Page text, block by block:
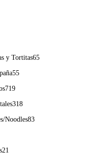
y Tortitas65
55
719
318
Noodles83
21